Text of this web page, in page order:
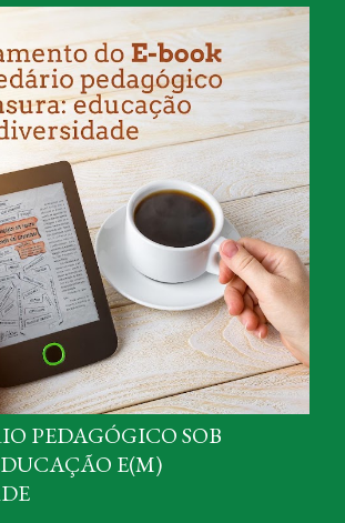
PEDAGÓGICO SOB
E(M)